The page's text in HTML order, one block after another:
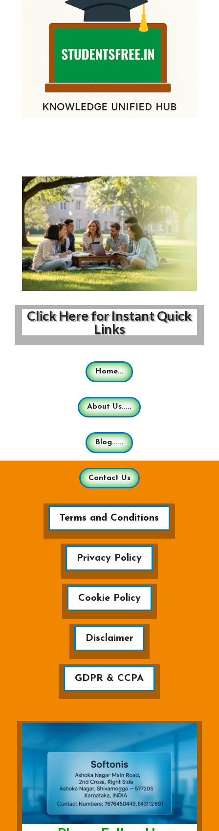
Click Here for Instant Quick
Links
Home...
About Us.....
Blog......
Contact Us
Terms and Conditions
Privacy Policy
Cookie Policy
Disclaimer
GDPR & CCPA